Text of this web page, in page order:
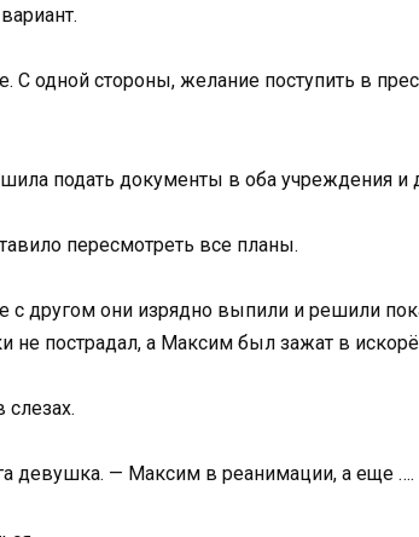
С одной стороны, желание поступить в
подать документы в оба учреждения и
пересмотреть все планы.
другом они изрядно выпили и решили
не пострадал, а Максим был зажат в
девушка. — Максим в реанимации, а еще